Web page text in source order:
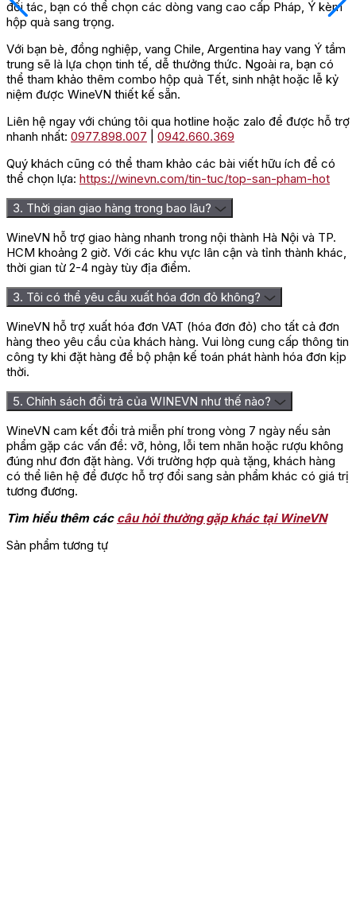
đối tác, bạn có thể chọn các dòng vang cao cấp Pháp, Ý kèm
hộp quà sang trọng.
Với bạn bè, đồng nghiệp, vang Chile, Argentina hay vang Ý tầm
trung sẽ là lựa chọn tinh tế, dễ thưởng thức. Ngoài ra, bạn có
thể tham khảo thêm combo hộp quà Tết, sinh nhật hoặc lễ kỷ
niệm được WineVN thiết kế sẵn.
Liên hệ ngay với chúng tôi qua hotline hoặc zalo để được hỗ trợ
nhanh nhất: 0977.898.007
0942.660.369
Quý khách cũng có thể tham khảo các bài viết hữu ích để có
thể chọn lựa: https://winevn.com/tin-tuc/top-san-pham-hot
3. Thời gian giao hàng trong bao lâu?
WineVN hỗ trợ giao hàng nhanh trong nội thành Hà Nội và TP.
HCM khoảng 2 giờ. Với các khu vực lân cận và tỉnh thành khác,
thời gian từ 2-4 ngày tùy địa điểm.
3. Tôi có thể yêu cầu xuất hóa đơn đỏ không?
WineVN hỗ trợ xuất hóa đơn VAT (hóa đơn đỏ) cho tất cả đơn
hàng theo yêu cầu của khách hàng. Vui lòng cung cấp thông tin
công ty khi đặt hàng để bộ phận kế toán phát hành hóa đơn kịp
thời.
5. Chính sách đổi trả của WINEVN như thế nào?
WineVN cam kết đổi trả miễn phí trong vòng 7 ngày nếu sản
phẩm gặp các vấn đề: vỡ, hỏng, lỗi tem nhãn hoặc rượu không
đúng như đơn đặt hàng. Với trường hợp quà tặng, khách hàng
có thể liên hệ để được hỗ trợ đổi sang sản phẩm khác có giá trị
tương đương.
Tìm hiểu thêm các câu hỏi thường gặp khác tại WineVN
Sản phẩm tương tự